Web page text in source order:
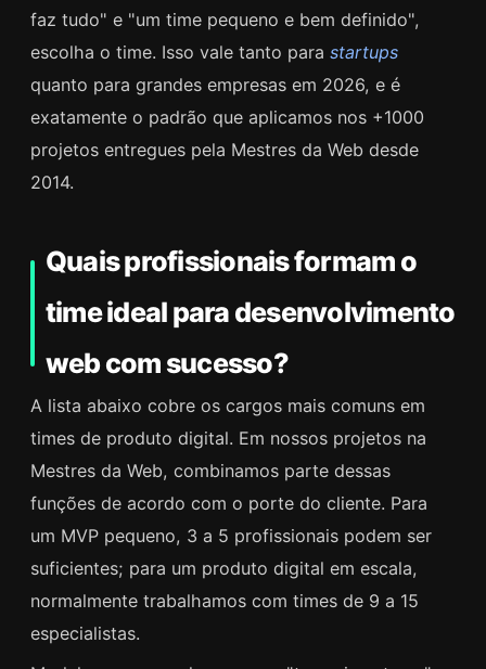
faz tudo" e "um time pequeno e bem definido",
escolha o time. Isso vale tanto para startups
quanto para grandes empresas em 2026, e é
exatamente o padrão que aplicamos nos +1000
projetos entregues pela Mestres da Web desde
2014.
Quais profissionais formam o
time ideal para desenvolvimento
web com sucesso?
A lista abaixo cobre os cargos mais comuns em
times de produto digital. Em nossos projetos na
Mestres da Web, combinamos parte dessas
funções de acordo com o porte do cliente. Para
um MVP pequeno, 3 a 5 profissionais podem ser
suficientes; para um produto digital em escala,
normalmente trabalhamos com times de 9 a 15
especialistas.